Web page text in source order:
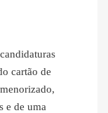
cartão de
e de uma